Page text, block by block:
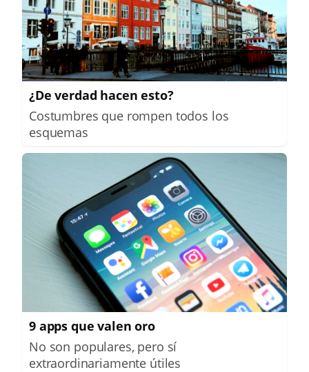
¿De verdad hacen esto?
Costumbres que rompen todos los
esquemas
9 apps que valen oro
No son populares, pero sí
extraordinariamente útiles